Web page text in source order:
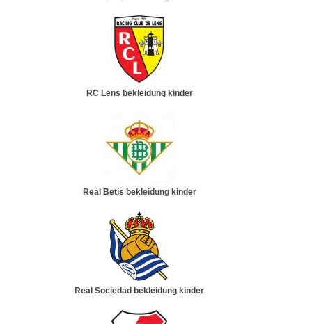
RC Lens bekleidung kinder
Real Betis bekleidung kinder
Real Sociedad bekleidung kinder